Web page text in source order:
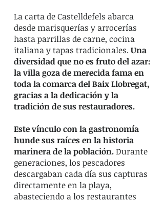
La carta de Castelldefels abarca
desde marisquerías y arrocerías
hasta parrillas de carne, cocina
italiana y tapas tradicionales. Una
diversidad que no es fruto del azar:
la villa goza de merecida fama en
toda la comarca del Baix Llobregat,
gracias a la dedicación y la
tradición de sus restauradores.
Este vínculo con la gastronomía
hunde sus raíces en la historia
marinera de la población.Durante
generaciones, los pescadores
descargaban cada día sus capturas
directamente en la playa,
abasteciendo a los restaurantes